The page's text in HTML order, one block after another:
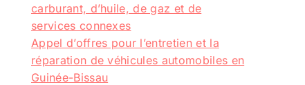
carburant, d’huile, de gaz et de
services connexes
Appel d’offres pour l’entretien et la
réparation de véhicules automobiles en
Guinée-Bissau